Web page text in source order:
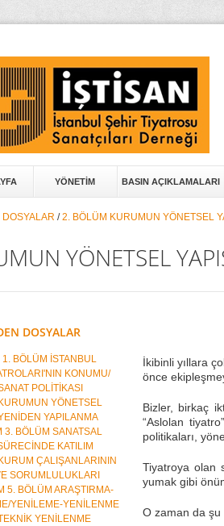
YÖNETİM BASIN AÇIKLAMALARI
/2. BÖLÜM KURUMUN YÖNETSEL
YÖNETSEL
DOSYALAR
1. BÖLÜM İSTANBUL
KONUMU/
POLİTİKASI
YÖNETSEL
YAPILANMA
3. BÖLÜM SANATSAL
KATILIM
ÇALIŞANLARININ
SORUMLULUKLARI
5. BÖLÜM ARAŞTIRMA-
YENİLEME-YENİLENME
YENİLENME
İkibinli yıllara
önce
Bizler, birkaç
“Aslolan
politikaları,
Tiyatroya olan
yumak gibi
O zaman da şu